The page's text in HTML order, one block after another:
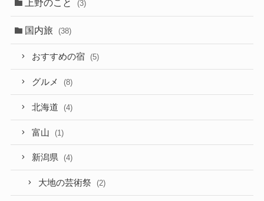
上野のこと (3)
国内旅 (38)
おすすめの宿 (5)
グルメ (8)
北海道 (4)
富山 (1)
新潟県 (4)
大地の芸術祭 (2)